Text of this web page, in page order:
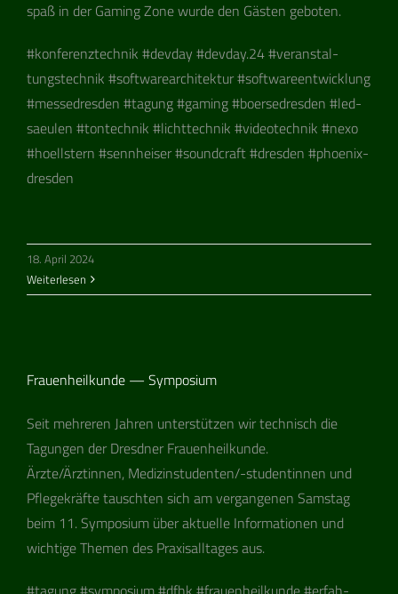
spaß in der Gam­ing Zone wurde den Gäs­ten geboten.
#kon­fe­renz­tech­nik #dev­day #devday.24 #ver­an­stal­
tungs­tech­nik #soft­ware­ar­chi­tek­tur #soft­ware­ent­wick­lung
#mes­se­dres­den #tagung #gam­ing #boer­se­dres­den #led­
saeu­len #ton­tech­nik #licht­tech­nik #video­tech­nik #nexo
#hoells­tern #senn­hei­ser #sound­craft #dres­den #phoe­nix­
dres­den
18. April 2024
Weiterlesen
Frauenheilkunde — Symposium
Seit meh­re­ren Jah­ren unter­stüt­zen wir tech­nisch die
Tagun­gen der Dresd­ner Frau­en­heil­kunde.
Ärzte/Ärztinnen, Medi­zin­stu­den­ten/-stu­den­tin­nen und
Pfle­ge­kräfte tausch­ten sich am ver­gan­ge­nen Sams­tag
beim 11. Sym­po­sium über aktu­elle Infor­ma­tio­nen und
wich­tige The­men des Pra­xis­all­ta­ges aus.